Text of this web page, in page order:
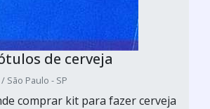
de cerveja
São Paulo - SP
comprar kit para fazer cerveja